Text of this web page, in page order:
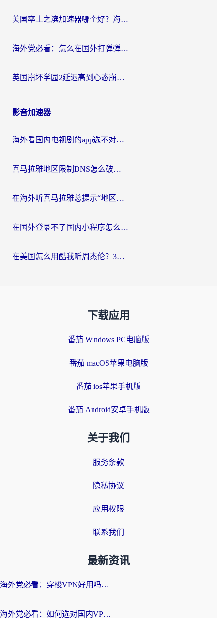
美国率土之滨加速器哪个好？海外党国服游戏畅玩终极指南（附多游戏解决方案）
海外党必看：怎么在国外打弹弹堂不卡？番茄加速器亲测指南
英国崩坏学园2延迟高到心态崩？海外党国服游戏加速终极指南
影音加速器
海外看国内电视剧的app选不对？这份回国加速器避坑指南帮你流畅追剧
喜马拉雅地区限制DNS怎么破？海外党听国内音乐听书的终极解决方案
在海外听喜马拉雅总提示“地区限制”？3步轻松解除+听国内音乐全攻略
在国外登录不了国内小程序怎么办？选对回国加速器，轻松解锁国内资源
在美国怎么用酷我听周杰伦？3步搞定海外听歌难题
下载应用
番茄 Windows PC电脑版
番茄 macOS苹果电脑版
番茄 ios苹果手机版
番茄 Android安卓手机版
关于我们
服务条款
隐私协议
应用权限
联系我们
最新资讯
海外党必看：穿梭VPN好用吗？和云帆VPN对比哪个回国效果更好？附真实测评+避坑指南
海外党必看：如何选对国内VPN，实现无缝访问国内资源？